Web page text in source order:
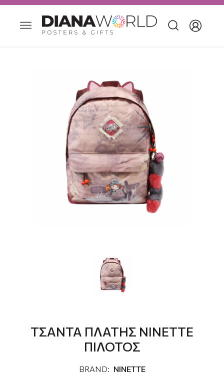
ΤΣΑΝΤΑ ΠΛΑΤΗΣ NINETTE
ΠΙΛΟΤΟΣ
BRAND: NINETTE